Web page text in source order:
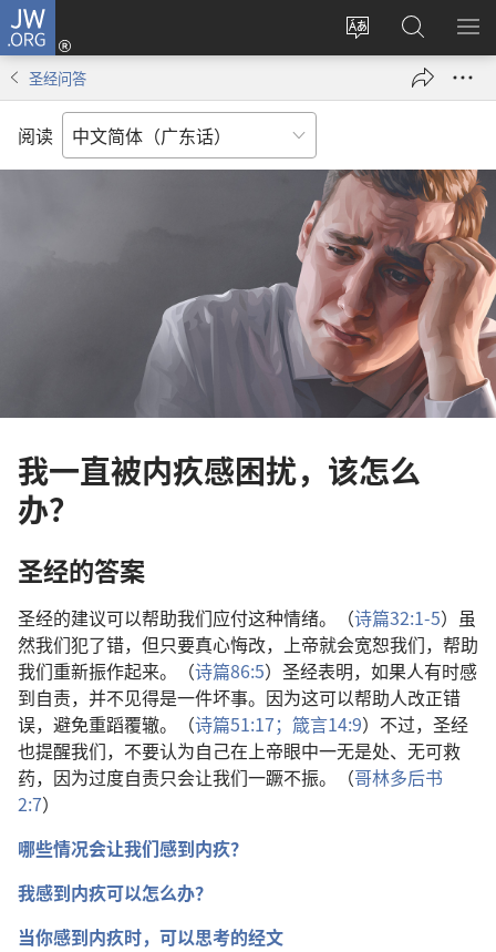
JW.ORG
更
言
登
录
（打
口）
搜
索
JW.ORG
显
圣经问答
阅读
我一直被内疚感困扰，该怎么
办？
圣经的答案
圣经的建议可以帮助我们应付这种情绪。（诗篇32:1-5）虽
然我们犯了错，但只要真心悔改，上帝就会宽恕我们，帮助
我们重新振作起来。（诗篇86:5）圣经表明，如果人有时感
到自责，并不见得是一件坏事。因为这可以帮助人改正错
误，避免重蹈覆辙。（诗篇51:17； 箴言14:9）不过，圣经
也提醒我们，不要认为自己在上帝眼中一无是处、无可救
药，因为过度自责只会让我们一蹶不振。（哥林多后书
2:7）
哪些情况会让我们感到内疚？
我感到内疚可以怎么办？
当你感到内疚时，可以思考的经文